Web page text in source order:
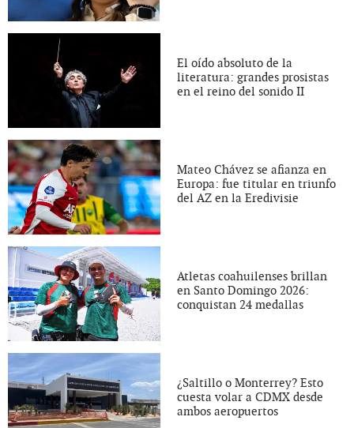
El oído absoluto de la
literatura: grandes prosistas
en el reino del sonido II
Mateo Chávez se afianza en
Europa: fue titular en triunfo
del AZ en la Eredivisie
Atletas coahuilenses brillan
en Santo Domingo 2026:
conquistan 24 medallas
¿Saltillo o Monterrey? Esto
cuesta volar a CDMX desde
ambos aeropuertos